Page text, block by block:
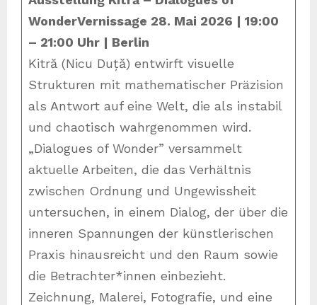
WonderVernissage 28. Mai 2026 | 19:00
– 21:00 Uhr | Berlin
Kitră (Nicu Duță) entwirft visuelle
Strukturen mit mathematischer Präzision
als Antwort auf eine Welt, die als instabil
und chaotisch wahrgenommen wird.
„Dialogues of Wonder” versammelt
aktuelle Arbeiten, die das Verhältnis
zwischen Ordnung und Ungewissheit
untersuchen, in einem Dialog, der über die
inneren Spannungen der künstlerischen
Praxis hinausreicht und den Raum sowie
die Betrachter*innen einbezieht.
Zeichnung, Malerei, Fotografie, und eine